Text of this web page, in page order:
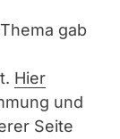
gab
Hier
und
Seite